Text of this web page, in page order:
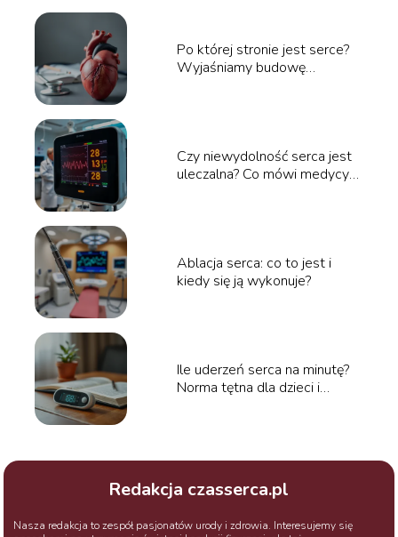
Po której stronie jest serce?
Wyjaśniamy budowę
Czy niewydolność serca jest
uleczalna? Co mówi medycyna
Ablacja serca: co to jest i
kiedy się ją wykonuje?
Ile uderzeń serca na minutę?
Norma tętna dla dzieci i
Redakcja czasserca.pl
Nasza redakcja to zespół pasjonatów urody i zdrowia. Interesujemy się